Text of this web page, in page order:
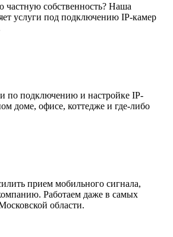
частную собственность? Наша
услуги под подключению IP-камер
по подключению и настройке IP-
доме, офисе, коттедже и где-либо
прием мобильного сигнала,
Работаем даже в самых
области.